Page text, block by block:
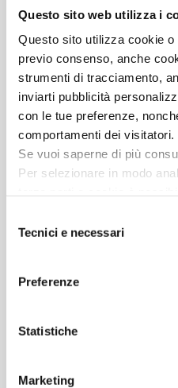
Questo sito web utilizza i
Questo sito utilizza cookie
previo consenso, anche
strumenti di tracciamento,
inviarti pubblicità
con le tue preferenze,
comportamenti dei visitatori.
Se vuoi saperne di più
Per selezionare in modo
Chiudendo questo banner
“Continua senza accettare”
sito in assenza di cookie o
diversi da quelli tecnici.
delTecnici e necessari
Preferenze
Statistiche
Marketing
MQ
50